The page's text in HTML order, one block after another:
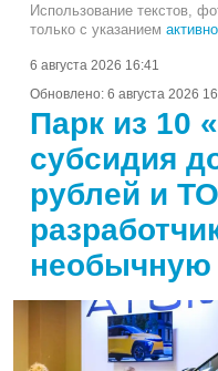
Использование текстов,
только с указанием
6 августа 2026 16:41
Обновлено: 6 августа 2026
Парк из 10
субсидия
рублей и